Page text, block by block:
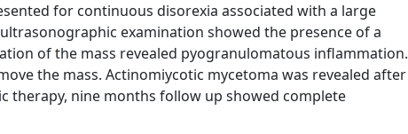
for continuous disorexia associated with a large
examination showed the presence of a
of the mass revealed pyogranulomatous inflammation.
the mass. Actinomiycotic mycetoma was revealed after
therapy, nine months follow up showed complete